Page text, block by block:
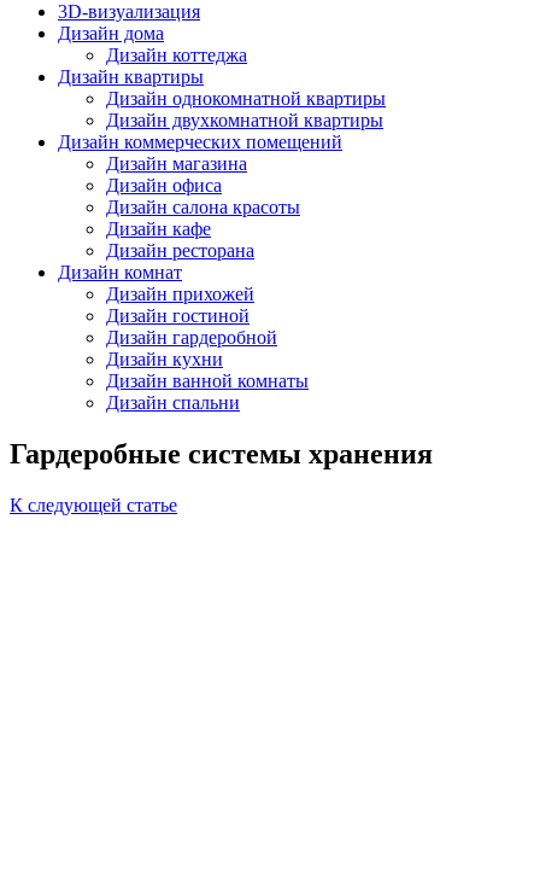
3D-визуализация
Дизайн дома
Дизайн коттеджа
Дизайн квартиры
Дизайн однокомнатной квартиры
Дизайн двухкомнатной квартиры
Дизайн коммерческих помещений
Дизайн магазина
Дизайн офиса
Дизайн салона красоты
Дизайн кафе
Дизайн ресторана
Дизайн комнат
Дизайн прихожей
Дизайн гостиной
Дизайн гардеробной
Дизайн кухни
Дизайн ванной комнаты
Дизайн спальни
Гардеробные системы хранения
К следующей статье